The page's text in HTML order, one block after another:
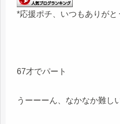
*応援ポチ、いつもありがと
67才でパート
うーーーん、なかなか難し